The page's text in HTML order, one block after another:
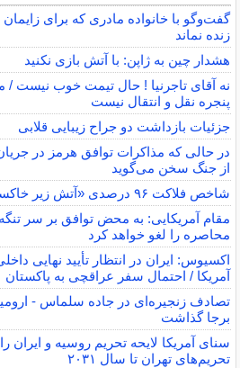
گفت‌وگو با خانواده مادری که برای
زنده نماند
هشدار چین به ژاپن: با آتش بازی نکنید
نه آقای تاجرنیا ! حال تیمت خوب
پنجره نقل و انتقال نیست
جزئیات بازداشت دو جراح زیبایی قلابی
در حالی که مذاکرات توافق هرمز در
از جنگ سخن می‌گوید
شاخص فلاکت ۹۶ درصدی «آتش زیر خاکستر» است
مقام آمریکایی: به محض توافق بر سر
محاصره را لغو خواهد کرد
اکسیوس: ایران در انتظار تأیید نهایی
آمریکا / احتمال سفر عراقچی به پاکستان
برجا گذاشت
سنای آمریکا لایحه تحریم روسیه و ایران
تحریم‌های تهران تا سال ۲۰۳۱